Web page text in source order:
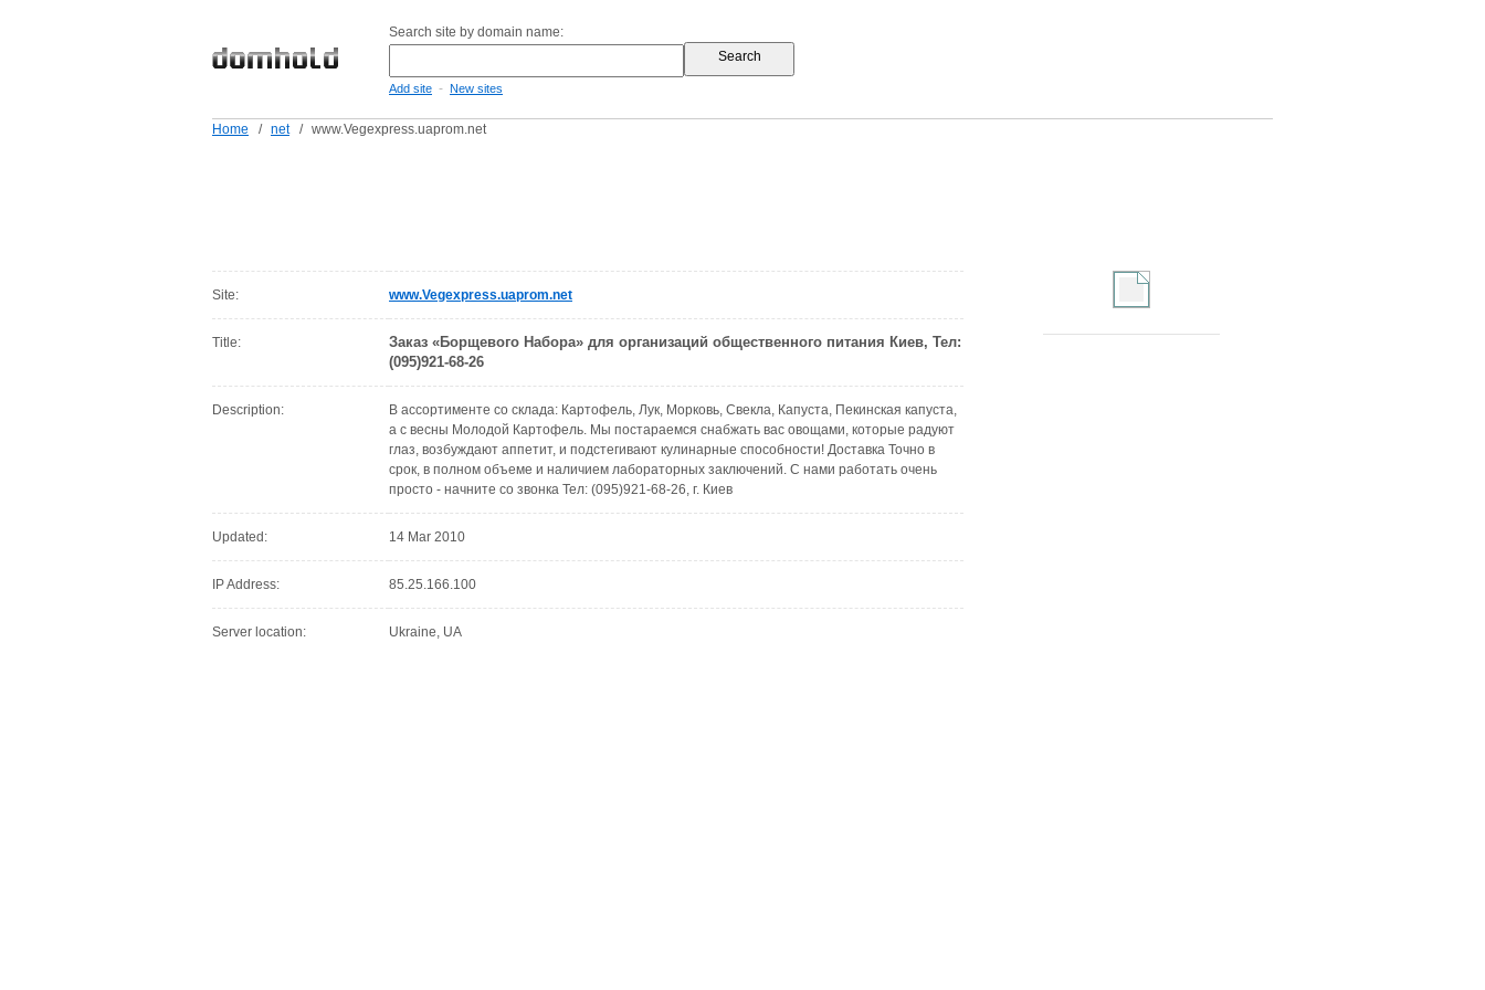
Search site by domain name:
Add site - New sites
Home / net / www.Vegexpress.uaprom.net
Site: www.Vegexpress.uaprom.net
Title:
Заказ «Борщевого Набора» для организаций общественного питания Киев, Тел:
(095)921-68-26
Description:
В ассортименте со склада: Картофель, Лук, Морковь, Свекла, Капуста, Пекинская капуста,
а с весны Молодой Картофель. Мы постараемся снабжать вас овощами, которые радуют
глаз, возбуждают аппетит, и подстегивают кулинарные способности! Доставка Точно в
срок, в полном объеме и наличием лабораторных заключений. С нами работать очень
просто - начните со звонка Тел: (095)921-68-26, г. Киев
Updated: 14 Mar 2010
IP Address: 85.25.166.100
Server location: Ukraine, UA